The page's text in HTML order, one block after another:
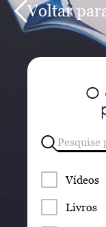
Voltar
O
Vídeos
Livros